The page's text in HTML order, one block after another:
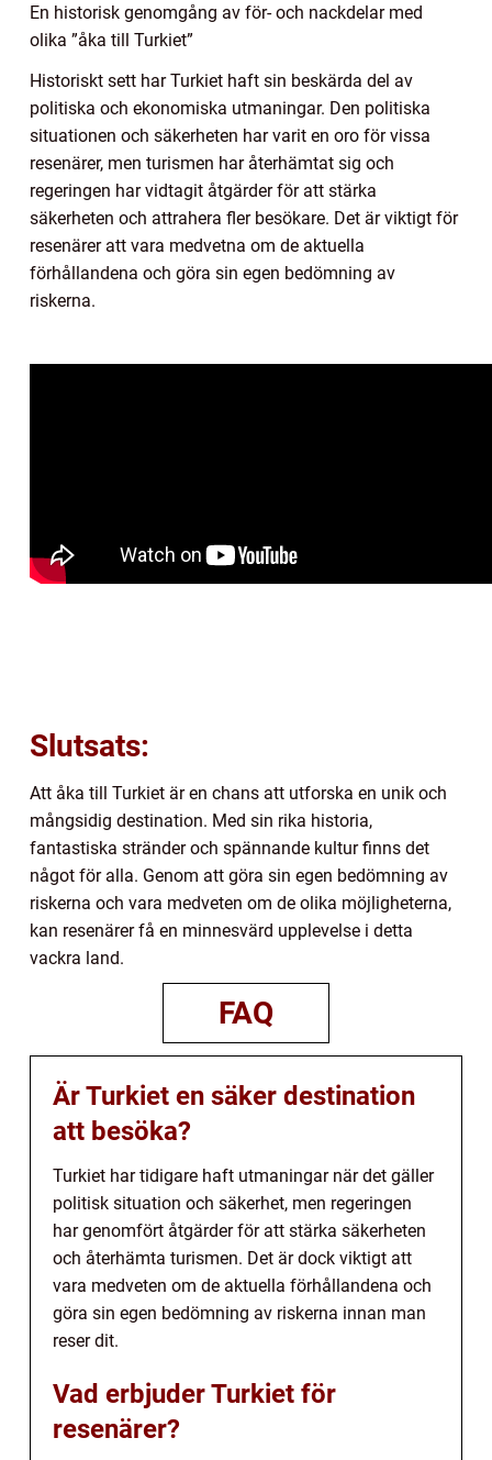
En historisk genomgång av för- och nackdelar med
olika ”åka till Turkiet”
Historiskt sett har Turkiet haft sin beskärda del av
politiska och ekonomiska utmaningar. Den politiska
situationen och säkerheten har varit en oro för vissa
resenärer, men turismen har återhämtat sig och
regeringen har vidtagit åtgärder för att stärka
säkerheten och attrahera fler besökare. Det är viktigt för
resenärer att vara medvetna om de aktuella
förhållandena och göra sin egen bedömning av
riskerna.
Slutsats:
Att åka till Turkiet är en chans att utforska en unik och
mångsidig destination. Med sin rika historia,
fantastiska stränder och spännande kultur finns det
något för alla. Genom att göra sin egen bedömning av
riskerna och vara medveten om de olika möjligheterna,
kan resenärer få en minnesvärd upplevelse i detta
vackra land.
FAQ
Är Turkiet en säker destination
att besöka?
Turkiet har tidigare haft utmaningar när det gäller
politisk situation och säkerhet, men regeringen
har genomfört åtgärder för att stärka säkerheten
och återhämta turismen. Det är dock viktigt att
vara medveten om de aktuella förhållandena och
göra sin egen bedömning av riskerna innan man
reser dit.
Vad erbjuder Turkiet för
resenärer?